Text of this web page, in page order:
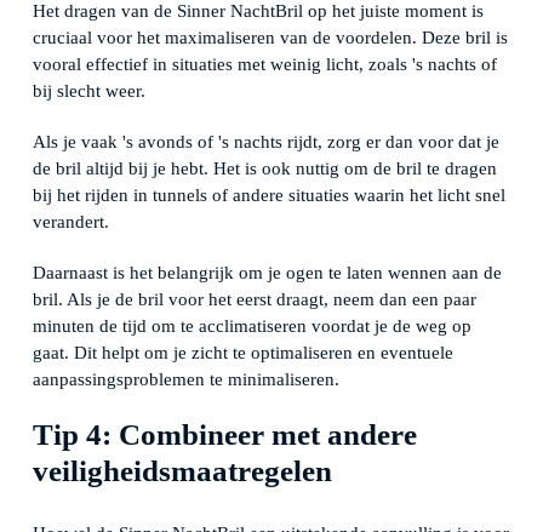
Het dragen van de Sinner NachtBril op het juiste moment is
cruciaal voor het maximaliseren van de voordelen. Deze bril is
vooral effectief in situaties met weinig licht, zoals 's nachts of
bij slecht weer.
Als je vaak 's avonds of 's nachts rijdt, zorg er dan voor dat je
de bril altijd bij je hebt. Het is ook nuttig om de bril te dragen
bij het rijden in tunnels of andere situaties waarin het licht snel
verandert.
Daarnaast is het belangrijk om je ogen te laten wennen aan de
bril. Als je de bril voor het eerst draagt, neem dan een paar
minuten de tijd om te acclimatiseren voordat je de weg op
gaat. Dit helpt om je zicht te optimaliseren en eventuele
aanpassingsproblemen te minimaliseren.
Tip 4: Combineer met andere
veiligheidsmaatregelen